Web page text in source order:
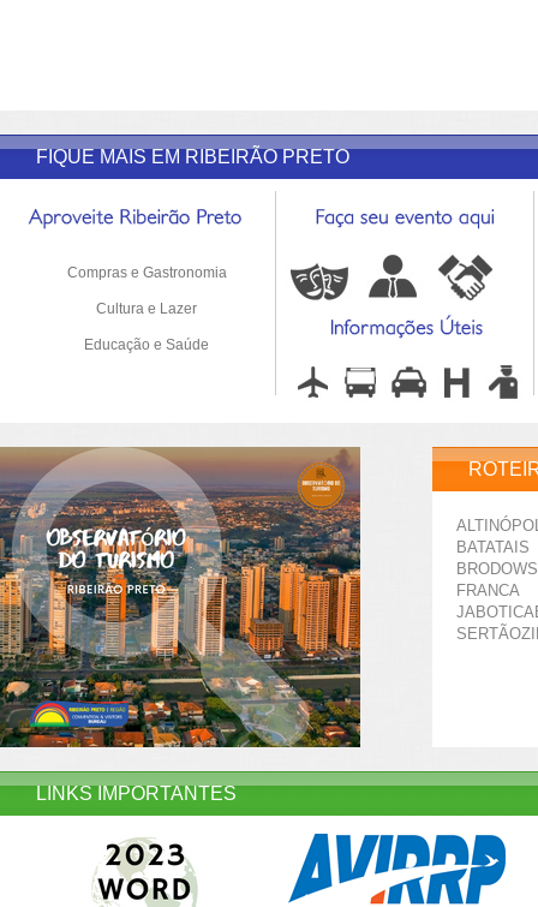
FIQUE MAIS EM RIBEIRÃO PRETO
Compras e Gastronomia
Cultura e Lazer
Educação e Saúde
BATATAIS
FRANCA
LINKS IMPORTANTES